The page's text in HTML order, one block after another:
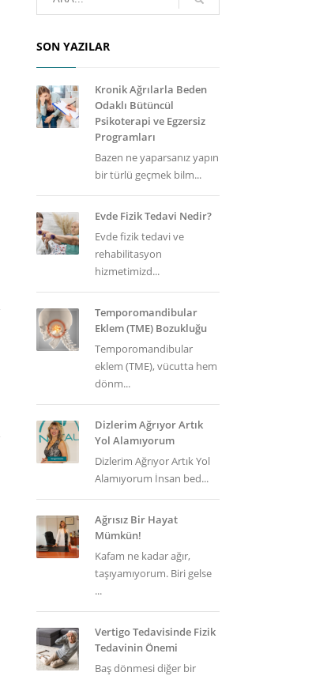
SON YAZILAR
Kronik Ağrılarla Beden
Odaklı Bütüncül
Psikoterapi ve Egzersiz
Programları
Bazen ne yaparsanız yapın
bir türlü geçmek bilm...
Evde Fizik Tedavi Nedir?
Evde fizik tedavi ve
rehabilitasyon
hizmetimizd...
Temporomandibular
Eklem (TME) Bozukluğu
Temporomandibular
eklem (TME), vücutta hem
dönm...
Dizlerim Ağrıyor Artık
Yol Alamıyorum
Dizlerim Ağrıyor Artık Yol
Alamıyorum İnsan bed...
Ağrısız Bir Hayat
Mümkün!
Kafam ne kadar ağır,
taşıyamıyorum. Biri gelse
...
Vertigo Tedavisinde Fizik
Tedavinin Önemi
Baş dönmesi diğer bir